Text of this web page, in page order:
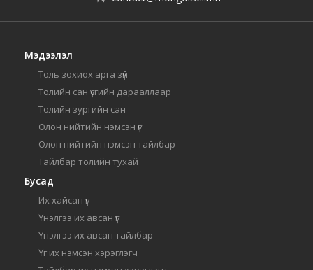
Мэдээлэл
Толь зохиох арга зүй
Толийн сан үсгийн дарааллаар
Толийн зургийн сан
Олон нийтийн нэмсэн үг
Олон нийтийн нэмсэн тайлбар
Тайлбар толийн тухай
Бусад
Их хайсан үг
Үнэлгээ их авсан үг
Үнэлгээ их авсан тайлбар
Үг их нэмсэн хэрэглэгч